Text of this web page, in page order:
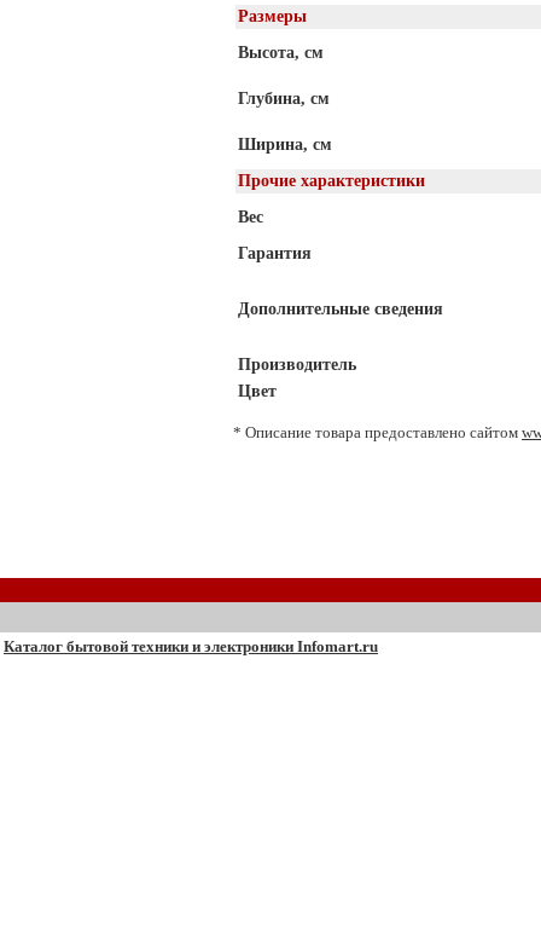
Размеры
Высота, см
Глубина, см
Ширина, см
Прочие характеристики
Вес
Гарантия
Дополнительные сведения
Производитель
Цвет
* Описание товара предоставлено сайтом
Каталог бытовой техники и электроники Infomart.ru